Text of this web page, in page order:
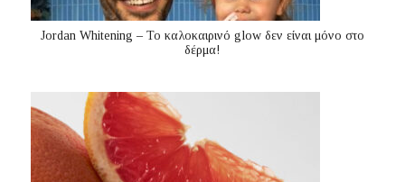
Jordan Whitening – Το καλοκαιρινό glow δεν είναι μόνο στο
δέρμα!